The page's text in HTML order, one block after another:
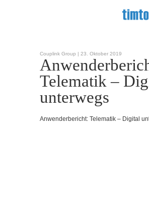
Couplink Group | 23. Oktober 2019
Telematik –
unterwegs
Anwenderbericht: Telematik – Digital